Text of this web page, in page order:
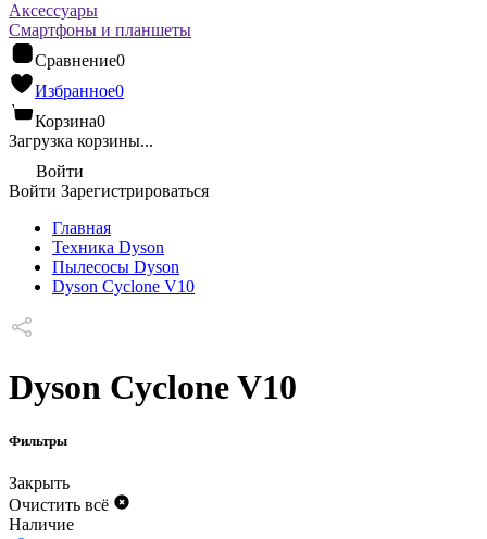
Аксессуары
Смартфоны и планшеты
Сравнение0
Избранное0
Корзина0
Загрузка корзины...
Войти
Войти Зарегистрироваться
Главная
Техника Dyson
Пылесосы Dyson
Dyson Cyclone V10
Dyson Cyclone V10
Фильтры
Закрыть
Очистить всё
Наличие